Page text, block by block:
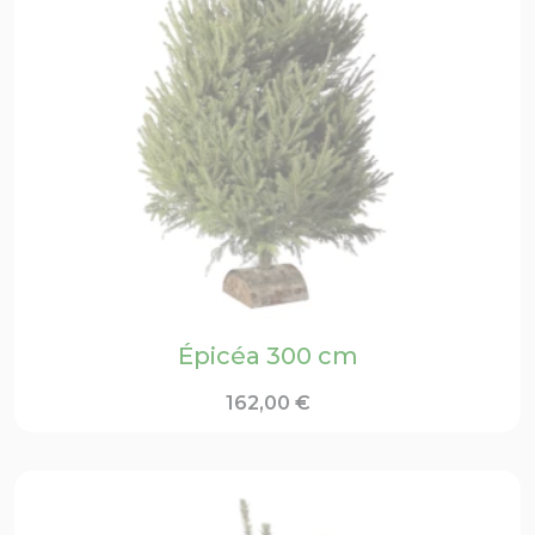
Épicéa 300 cm
162,00 €